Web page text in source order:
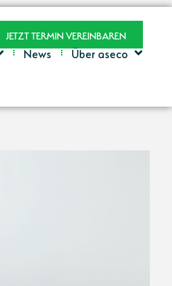
JETZT TERMIN VEREINBAREN
News Über aseco